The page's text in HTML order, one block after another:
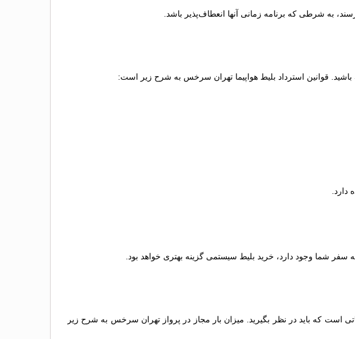
به شرطی که برنامه زمانی آنها انعطاف‌پذیر باشد.
قوانین استرداد بلیط هواپیما تهران سرخس به شرح زیر است:
سفر شما وجود دارد، خرید بلیط سیستمی گزینه بهتری خواهد بود.
است که باید در نظر بگیرید. میزان بار مجاز در پرواز تهران سرخس به شرح زیر